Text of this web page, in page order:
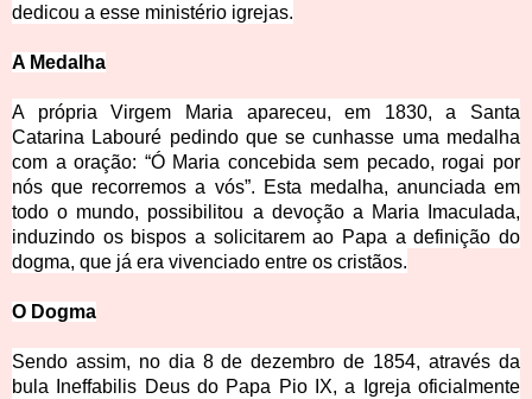
dedicou a esse ministério igrejas.
A Medalha
A própria Virgem Maria apareceu, em 1830, a Santa
Catarina Labouré pedindo que se cunhasse uma medalha
com a oração: “Ó Maria concebida sem pecado, rogai por
nós que recorremos a vós”. Esta medalha, anunciada em
todo o mundo, possibilitou a devoção a Maria Imaculada,
induzindo os bispos a solicitarem ao Papa a definição do
dogma, que já era vivenciado entre os cristãos.
O Dogma
Sendo assim, no dia 8 de dezembro de 1854, através da
bula Ineffabilis Deus do Papa Pio IX, a Igreja oficialmente